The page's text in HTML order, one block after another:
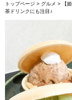
トップページ > グルメ >
【
茶ドリンクにも注目♪